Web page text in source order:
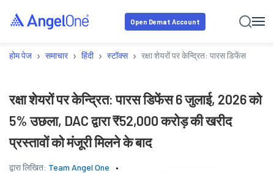
Open Demat Account
होम पेज › समाचार › हिंदी › स्टॉक्स › रक्षा शेयरों पर केन्द्रित: पारस डिफेंस 6
रक्षा शेयरों पर केन्द्रित: पारस डिफेंस 6 जुलाई, 2026 को
5% उछला, DAC द्वारा ₹52,000 करोड़ की खरीद
प्रस्तावों को मंजूरी मिलने के बाद
द्वारा लिखित: Team Angel One